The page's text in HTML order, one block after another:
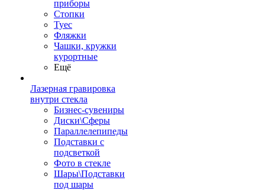
приборы
Стопки
Туес
Фляжки
Чашки, кружки
курортные
Ещё
Лазерная гравировка
внутри стекла
Бизнес-сувениры
Диски\Сферы
Параллелепипеды
Подставки с
подсветкой
Фото в стекле
Шары\Подставки
под шары